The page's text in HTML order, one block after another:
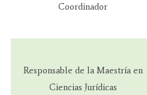
Coordinador
Responsable de la Maestría en
Ciencias Jurídicas